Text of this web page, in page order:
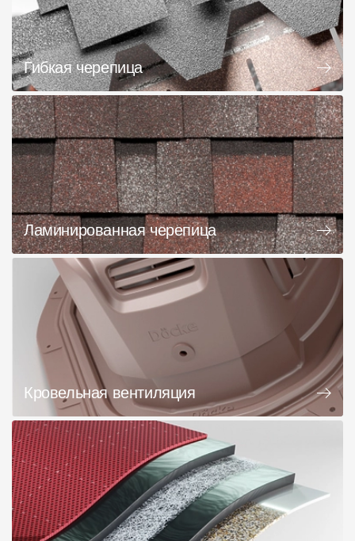
Гибкая черепица
Ламинированная черепица
Кровельная вентиляция